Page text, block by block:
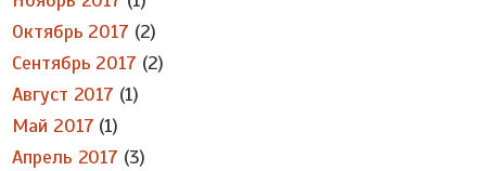
Октябрь 2017 (2)
Сентябрь 2017 (2)
Август 2017 (1)
Май 2017 (1)
Апрель 2017 (3)